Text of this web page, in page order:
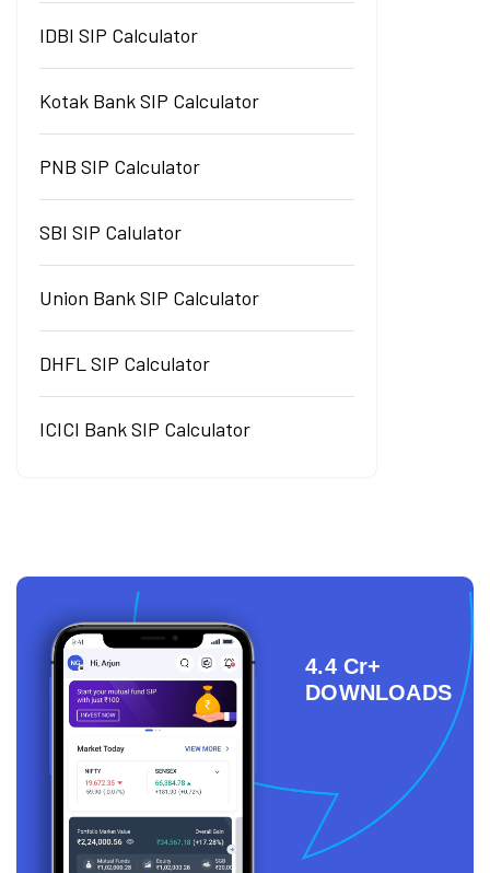
IDBI SIP Calculator
Kotak Bank SIP Calculator
PNB SIP Calculator
SBI SIP Calulator
Union Bank SIP Calculator
DHFL SIP Calculator
ICICI Bank SIP Calculator
4.4 Cr+
DOWNLOADS